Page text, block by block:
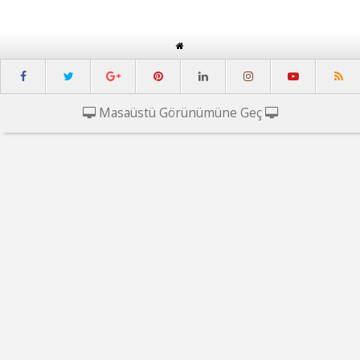
Masaüstü Görünümüne Geç